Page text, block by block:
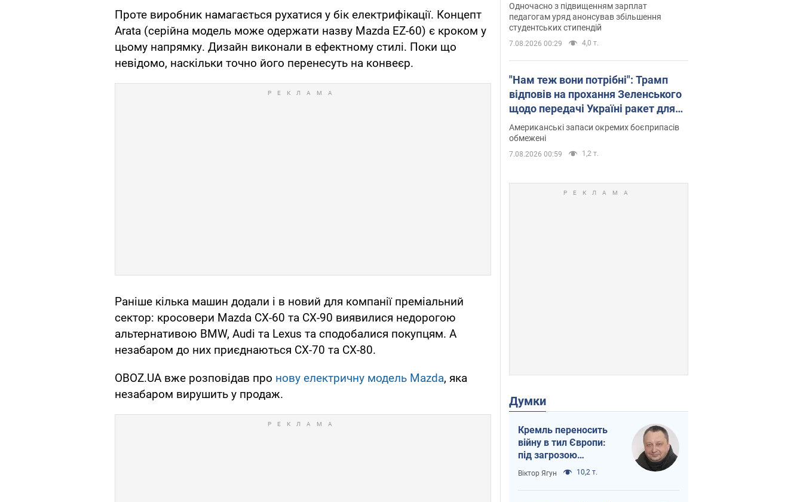
Проте виробник намагається рухатися у бік електрифікації. Концепт
Arata (серійна модель може одержати назву Mazda EZ-60) є кроком у
цьому напрямку. Дизайн виконали в ефектному стилі. Поки що
невідомо, наскільки точно його перенесуть на конвеєр.
Раніше кілька машин додали і в новий для компанії преміальний
сектор: кросовери Mazda CX-60 та CX-90 виявилися недорогою
альтернативою BMW, Audi та Lexus та сподобалися покупцям. А
незабаром до них приєднаються CX-70 та CX-80.
OBOZ.UA вже розповідав про нову електричну модель Mazda, яка
незабаром вирушить у продаж.
Одночасно з підвищенням зарплат
педагогам уряд анонсував збільшення
студентських стипендій
7.08.2026 00:29 4,0 т.
"Нам теж вони потрібні": Трамп
відповів на прохання Зеленського
щодо передачі Україні ракет для
Patriot
Американські запаси окремих боєприпасів
обмежені
7.08.2026 00:59 1,2 т.
Думки
Кремль переносить
війну в тил Європи:
під загрозою
критична логістика
Віктор Ягун 10,2 т.